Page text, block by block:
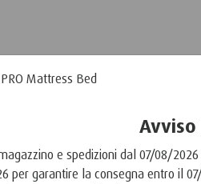
e spedizioni dal 07/08/
per garantire la consegna entro il